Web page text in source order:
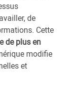
de
Cette
de plus en
modifie
et